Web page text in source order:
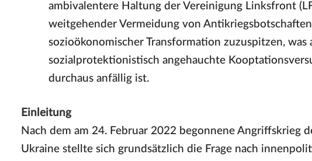
ambivalentere Haltung der Vereinigung Linksfront
weitgehender Vermeidung von
sozioökonomischer Transformation zuzuspitzen, was
sozialprotektionistisch angehauchte
durchaus anfällig ist.
Einleitung
Nach dem am 24. Februar 2022 begonnene Angriffskrieg
Ukraine stellte sich grundsätzlich die Frage nach